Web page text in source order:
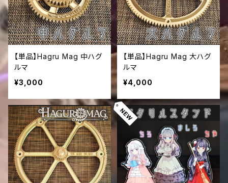
【単品】Hagru Mag 中ハグ
ルマ
¥3,000
【単品】Hagru Mag 大ハグ
ルマ
¥4,000